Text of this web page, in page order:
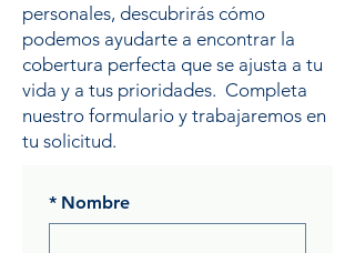
personales, descubrirás cómo
podemos ayudarte a encontrar la
cobertura perfecta que se ajusta a tu
vida y a tus prioridades. Completa
nuestro formulario y trabajaremos en
tu solicitud.
* Nombre